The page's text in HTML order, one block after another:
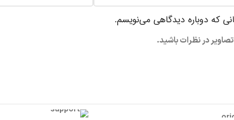
که دوباره دیدگاهی می‌نویسم.
در نظرات باشید.